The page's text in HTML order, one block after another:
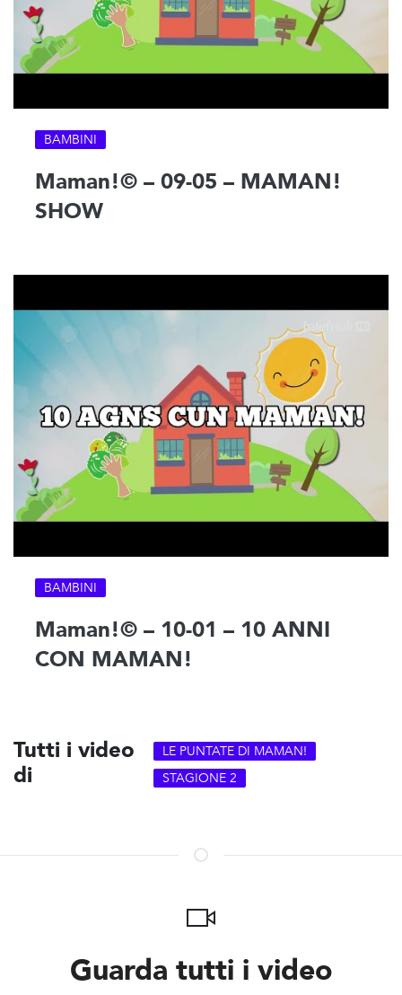
BAMBINI
Maman!© – 09-05 – MAMAN!
SHOW
BAMBINI
Maman!© – 10-01 – 10 ANNI
CON MAMAN!
Tutti i video
di
LE PUNTATE DI MAMAN!
STAGIONE 2
Guarda tutti i video